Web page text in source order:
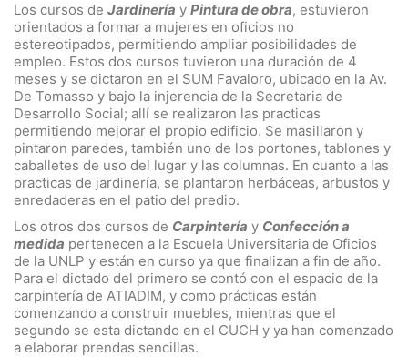
Los cursos de Jardinería y Pintura de obra, estuvieron
orientados a formar a mujeres en oficios no
estereotipados, permitiendo ampliar posibilidades de
empleo. Estos dos cursos tuvieron una duración de 4
meses y se dictaron en el SUM Favaloro, ubicado en la Av.
De Tomasso y bajo la injerencia de la Secretaria de
Desarrollo Social; allí se realizaron las practicas
permitiendo mejorar el propio edificio. Se masillaron y
pintaron paredes, también uno de los portones, tablones y
caballetes de uso del lugar y las columnas. En cuanto a las
practicas de jardinería, se plantaron herbáceas, arbustos y
enredaderas en el patio del predio.
Los otros dos cursos de Carpintería y Confección a
medida pertenecen a la Escuela Universitaria de Oficios
de la UNLP y están en curso ya que finalizan a fin de año.
Para el dictado del primero se contó con el espacio de la
carpintería de ATIADIM, y como prácticas están
comenzando a construir muebles, mientras que el
segundo se esta dictando en el CUCH y ya han comenzado
a elaborar prendas sencillas.